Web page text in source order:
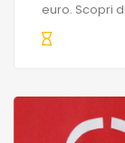
euro. Scopri